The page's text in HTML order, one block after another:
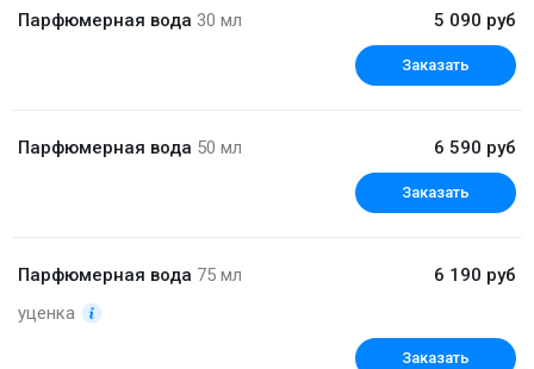
Парфюмерная вода 30 мл 5 090 руб
Заказать
Парфюмерная вода 50 мл 6 590 руб
Заказать
Парфюмерная вода 75 мл
уценка
6 190 руб
Заказать